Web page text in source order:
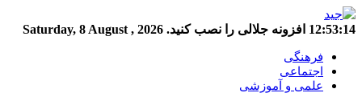
12:53:14 افزونه جلالی را نصب کنید. Saturday, 8 August , 2026
فرهنگی
اجتماعی
علمی و آموزشی